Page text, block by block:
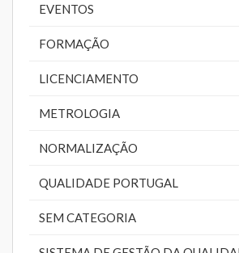
EVENTOS
FORMAÇÃO
LICENCIAMENTO
METROLOGIA
NORMALIZAÇÃO
QUALIDADE PORTUGAL
SEM CATEGORIA